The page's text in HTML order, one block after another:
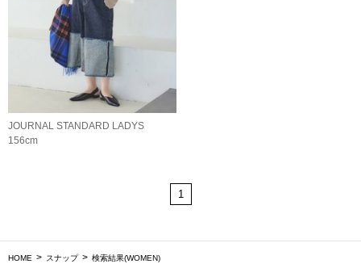
JOURNAL STANDARD LADYS
156cm
1
HOME スナップ 検索結果(WOMEN)